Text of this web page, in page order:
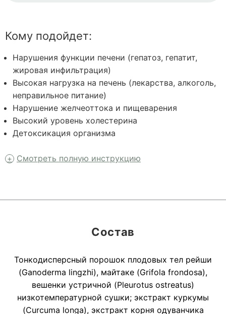
Кому подойдет:
Нарушения функции печени (гепатоз, гепатит,
жировая инфильтрация)
Высокая нагрузка на печень (лекарства, алкоголь,
неправильное питание)
Нарушение желчеоттока и пищеварения
Высокий уровень холестерина
Детоксикация организма
Смотреть полную инструкцию
Состав
Тонкодисперсный порошок плодовых тел рейши
(Ganoderma lingzhi), майтаке (Grifola frondosa),
вешенки устричной (Pleurotus ostreatus)
низкотемпературной сушки; экстракт куркумы
(Curcuma longa), экстракт корня одуванчика